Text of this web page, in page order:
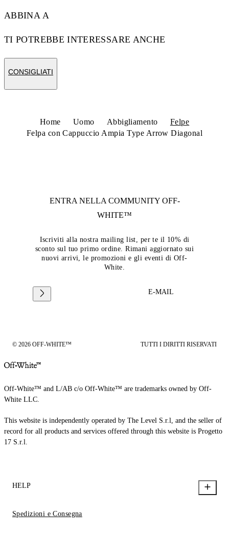
ABBINA A
TI POTREBBE INTERESSARE ANCHE
CONSIGLIATI
Home Uomo Abbigliamento
Felpe
Felpa con Cappuccio Ampia Type Arrow Diagonal
ENTRA NELLA COMMUNITY OFF-
WHITE™
Iscriviti alla nostra mailing list, per te il 10% di
sconto sul tuo primo ordine. Rimani aggiornato sui
nuovi arrivi, le promozioni e gli eventi di Off-
White.
E-MAIL
© 2026 OFF-WHITE™ TUTTI I DIRITTI RISERVATI
Off-White™ and L/AB c/o Off-White™ are trademarks owned by Off-
White LLC.
This website is independently operated by The Level S.r.l, and the seller of
record for all products and services offered through this website is Progetto
17 S.r.l.
HELP
Spedizioni e Consegna